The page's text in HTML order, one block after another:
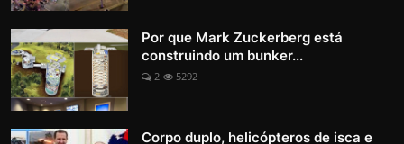
Por que Mark Zuckerberg está
construindo um bunker...
2 5292
Corpo duplo, helicópteros de isca e